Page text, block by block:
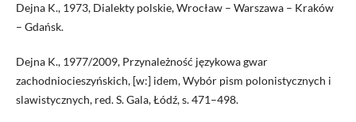
Dejna K., 1973, Dialekty polskie, Wrocław – Warszawa – Kraków
– Gdańsk.
Dejna K., 1977/2009, Przynależność językowa gwar
zachodniocieszyńskich, [w:] idem, Wybór pism polonistycznych i
slawistycznych, red. S. Gala, Łódź, s. 471–498.